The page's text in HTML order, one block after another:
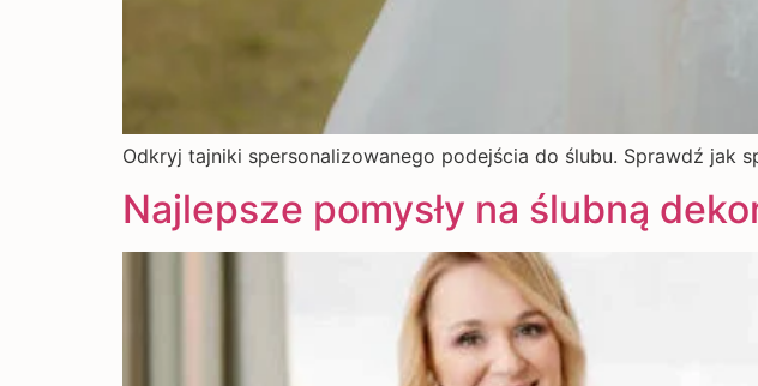
Odkryj tajniki spersonalizowanego podejścia do ślubu. Sprawdź
Najlepsze pomysły na ślubną